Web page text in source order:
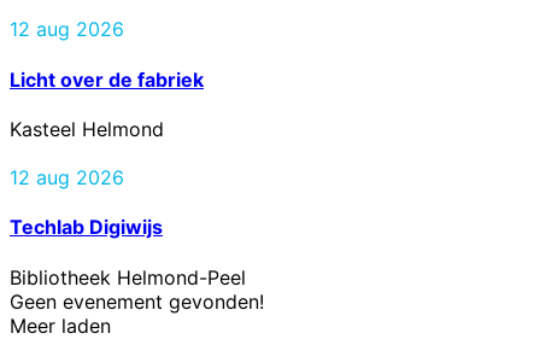
12 aug 2026
Licht over de fabriek
Kasteel Helmond
12 aug 2026
Techlab Digiwijs
Bibliotheek Helmond-Peel
Geen evenement gevonden!
Meer laden